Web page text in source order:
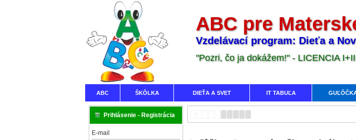
ABC pre
Vzdelávací program: Dieťa a
"Pozri, čo ja dokážem!" - LICENCIA I+II
ABC ŠKÔLKA DIEŤA A SVET IT TABUĽA
Prihlásenie - Registrácia
E-mail